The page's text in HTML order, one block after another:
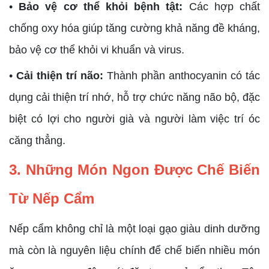
• Bảo vệ cơ thể khỏi bệnh tật: Các hợp chất
chống oxy hóa giúp tăng cường khả năng đề kháng,
bảo vệ cơ thể khỏi vi khuẩn và virus.
• Cải thiện trí não: Thành phần anthocyanin có tác
dụng cải thiện trí nhớ, hỗ trợ chức năng não bộ, đặc
biệt có lợi cho người già và người làm việc trí óc
căng thẳng.
3. Những Món Ngon Được Chế Biến
Từ Nếp Cẩm
Nếp cẩm không chỉ là một loại gạo giàu dinh dưỡng
mà còn là nguyên liệu chính để chế biến nhiều món